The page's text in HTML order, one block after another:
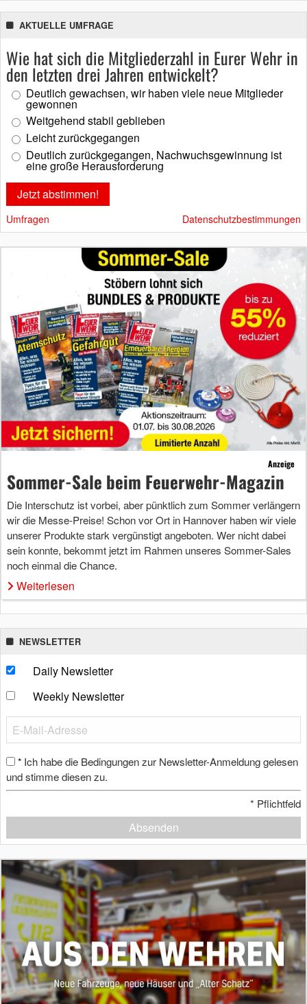
AKTUELLE UMFRAGE
Wie hat sich die Mitgliederzahl in Eurer Wehr in
den letzten drei Jahren entwickelt?
Deutlich gewachsen, wir haben viele neue Mitglieder
gewonnen
Weitgehend stabil geblieben
Leicht zurückgegangen
Deutlich zurückgegangen, Nachwuchsgewinnung ist
eine große Herausforderung
Umfragen Datenschutzbestimmungen
Anzeige
Sommer-Sale beim Feuerwehr-Magazin
Die Interschutz ist vorbei, aber pünktlich zum Sommer verlängern
wir die Messe-Preise! Schon vor Ort in Hannover haben wir viele
unserer Produkte stark vergünstigt angeboten. Wer nicht dabei
sein konnte, bekommt jetzt im Rahmen unseres Sommer-Sales
noch einmal die Chance.
Weiterlesen
NEWSLETTER
Daily Newsletter
Weekly Newsletter
* Ich habe die Bedingungen zur Newsletter-Anmeldung gelesen
und stimme diesen zu.
* Pflichtfeld
Absenden